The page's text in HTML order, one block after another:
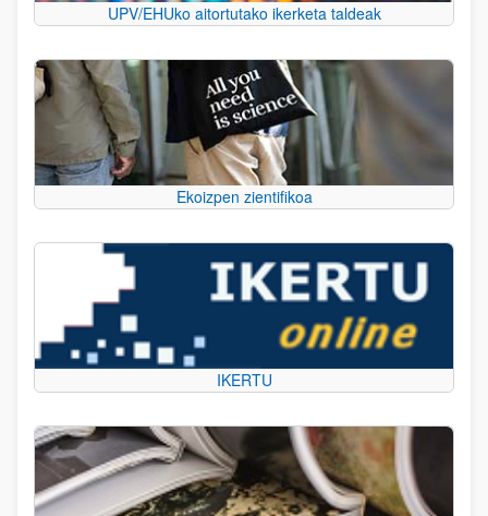
UPV/EHUko aitortutako ikerketa taldeak
Ekoizpen zientifikoa
IKERTU